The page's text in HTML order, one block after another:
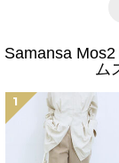
Samansa
ム
1